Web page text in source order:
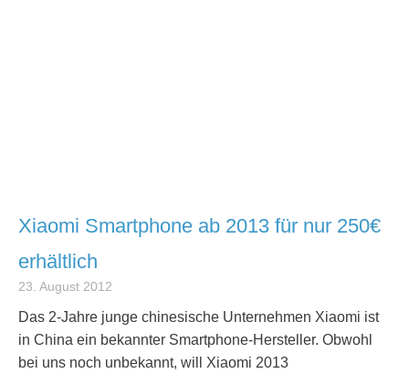
Xiaomi Smartphone ab 2013 für nur 250€
erhältlich
23. August 2012
Das 2-Jahre junge chinesische Unternehmen Xiaomi ist
in China ein bekannter Smartphone-Hersteller. Obwohl
bei uns noch unbekannt, will Xiaomi 2013